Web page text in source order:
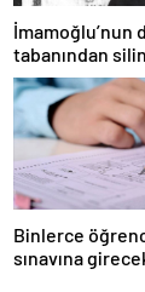
İmamoğlu’nun
tabanından
Binlerce
sınavına